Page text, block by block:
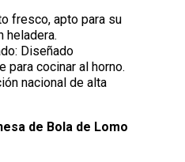
fresco, apto para su
heladera.
Diseñado
para cocinar al horno.
nacional de alta
de Bola de Lomo